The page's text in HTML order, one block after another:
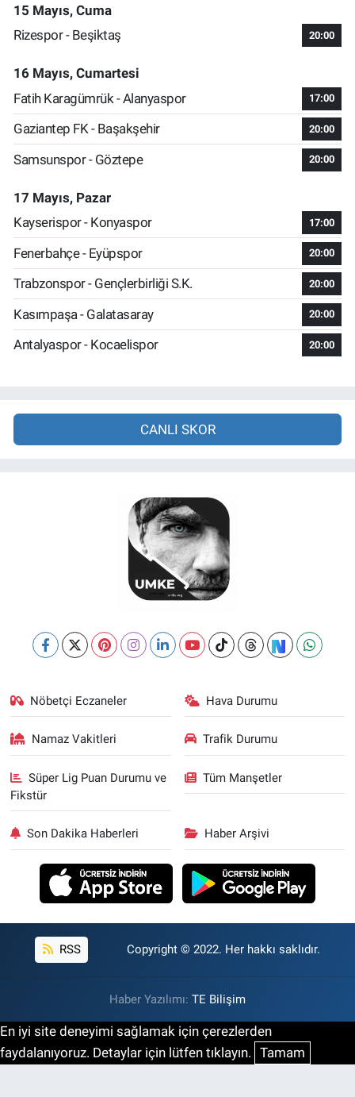
15 Mayıs, Cuma
Rizespor - Beşiktaş
20:00
16 Mayıs, Cumartesi
Fatih Karagümrük - Alanyaspor
17:00
Gaziantep FK - Başakşehir 20:00
Samsunspor - Göztepe 20:00
17 Mayıs, Pazar
Kayserispor - Konyaspor
17:00
Fenerbahçe - Eyüpspor 20:00
Trabzonspor - Gençlerbirliği S.K. 20:00
Kasımpaşa - Galatasaray 20:00
Antalyaspor - Kocaelispor 20:00
CANLI SKOR
Nöbetçi Eczaneler Hava Durumu
Namaz Vakitleri Trafik Durumu
Süper Lig Puan Durumu ve
Fikstür
Tüm Manşetler
Son Dakika Haberleri Haber Arşivi
RSS Copyright © 2022. Her hakkı saklıdır.
Haber Yazılımı: TE Bilişim
En iyi site deneyimi sağlamak için çerezlerden
faydalanıyoruz. Detaylar için lütfen tıklayın. Tamam